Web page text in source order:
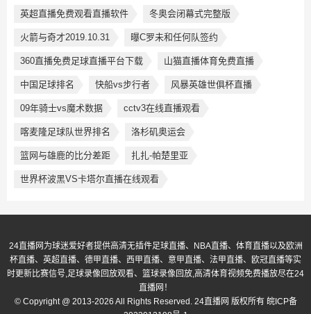
英超直播免费观看直播软件 冬奥会闭幕式完整版
火箭与奇才2019.10.31 曝C罗未和任何队签约
360直播免费足球直播平台下载 山猫直播体育免费直播
中国足球排名 快船vs步行者 风暴英雄世俱杯直播
09年骑士vs魔术数据 cctv3在线直播观看
喀麦隆足球队世界排名 洛杉矶奥运会
篮网与雄鹿的比分差距 扎扎-帕楚里亚
世界杯波黑VS卡塔尔直播在线观看
24直播网为球迷爱好者提供高清无插件足球直播、NBA直播、体育直播以及欧洲
杯直播、英超直播、德甲直播、西甲直播、意甲直播、法甲直播、欧冠直播等实
时更新比赛信号,足球录像回放观看、篮球录像回放,高清体育视频免费播放尽在24
直播网！
© Copyright @ 2013-2026 All Rights Reserved. 24直播网 版权所有 皖ICP备